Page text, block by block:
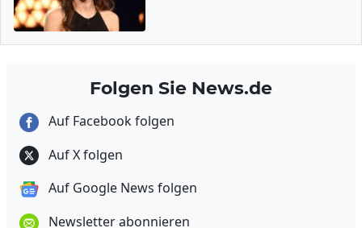
Folgen Sie News.de
Auf Facebook folgen
Auf X folgen
Auf Google News folgen
Newsletter abonnieren